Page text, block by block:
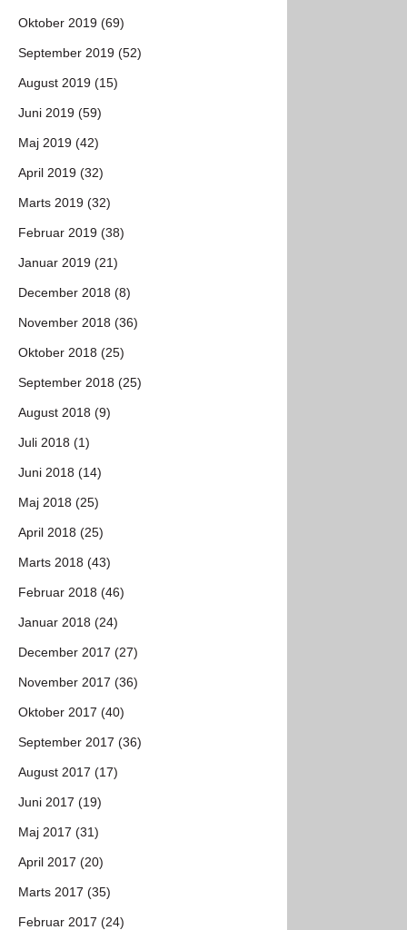
Oktober 2019 (69)
September 2019 (52)
August 2019 (15)
Juni 2019 (59)
Maj 2019 (42)
April 2019 (32)
Marts 2019 (32)
Februar 2019 (38)
Januar 2019 (21)
December 2018 (8)
November 2018 (36)
Oktober 2018 (25)
September 2018 (25)
August 2018 (9)
Juli 2018 (1)
Juni 2018 (14)
Maj 2018 (25)
April 2018 (25)
Marts 2018 (43)
Februar 2018 (46)
Januar 2018 (24)
December 2017 (27)
November 2017 (36)
Oktober 2017 (40)
September 2017 (36)
August 2017 (17)
Juni 2017 (19)
Maj 2017 (31)
April 2017 (20)
Marts 2017 (35)
Februar 2017 (24)